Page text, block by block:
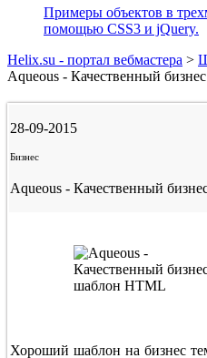
Примеры объектов в
помощью CSS3 и jQuery.
Helix.su - портал вебмастера >
Aqueous - Качественный
28-09-2015
Бизнес
Aqueous - Качественный
Хороший шаблон на бизнес